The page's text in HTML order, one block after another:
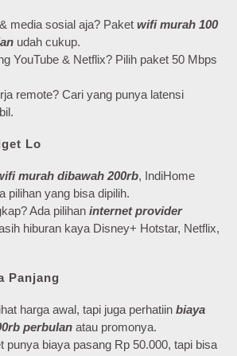
media sosial aja? Paket wifi murah 100
udah cukup.
YouTube & Netflix? Pilih paket 50 Mbps
remote? Cari yang punya latensi
Lo
murah dibawah 200rb, IndiHome
pilihan yang bisa dipilih.
Ada pilihan internet provider
hiburan kaya Disney+ Hotstar, Netflix,
Panjang
harga awal, tapi juga perhatiin biaya
perbulan atau promonya.
punya biaya pasang Rp 50.000, tapi bisa